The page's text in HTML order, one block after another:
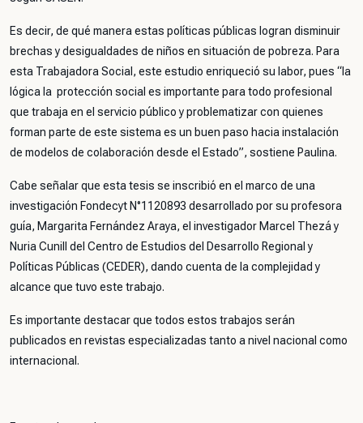
Es decir, de qué manera estas políticas públicas logran disminuir
brechas y desigualdades de niños en situación de pobreza. Para
esta Trabajadora Social, este estudio enriqueció su labor, pues “la
lógica la protección social es importante para todo profesional
que trabaja en el servicio público y problematizar con quienes
forman parte de este sistema es un buen paso hacia instalación
de modelos de colaboración desde el Estado”, sostiene Paulina.
Cabe señalar que esta tesis se inscribió en el marco de una
investigación Fondecyt N°1120893 desarrollado por su profesora
guía, Margarita Fernández Araya, el investigador Marcel Thezá y
Nuria Cunill del Centro de Estudios del Desarrollo Regional y
Políticas Públicas (CEDER), dando cuenta de la complejidad y
alcance que tuvo este trabajo.
Es importante destacar que todos estos trabajos serán
publicados en revistas especializadas tanto a nivel nacional como
internacional.